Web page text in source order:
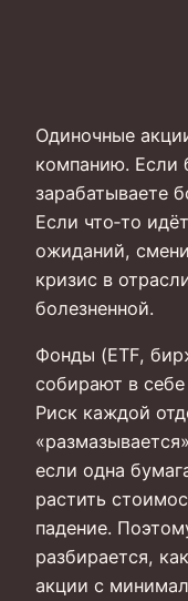
Одиночные
компанию. Если
зарабатываете
Если что‑то
ожиданий,
кризис в
болезненной.
Фонды (ETF,
собирают в
Риск каждой
если одна
растить
падение.
разбирается,
акции с